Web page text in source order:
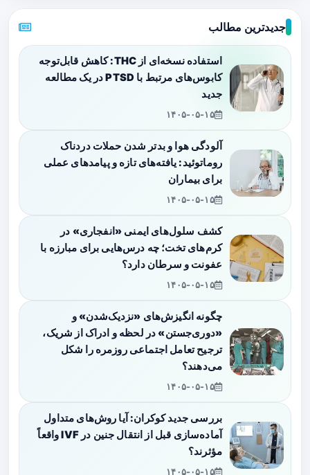
جدیدترین مطالب
استفاده نسخه‌ای از THC: کاهش قابل‌توجه
کابوس‌های مرتبط با PTSD در یک مطالعه
جدید
۱۴۰۵-۰۵-۱۵
آلودگی هوا و بدتر شدن حملات دردناک
روماتوئید: یافته‌های تازه و پیامدهای عملی
برای بیماران
۱۴۰۵-۰۵-۱۵
کشف سلول‌های ایمنی «انفجاری» در
کرم‌های تخت؛ چه درس‌هایی برای مبارزه با
عفونت و سرطان دارد؟
۱۴۰۵-۰۵-۱۵
چگونه انگیزش‌های «نزدیک‌شدن» و
«دوری‌جستن» در لحظه و ادراک از شریک،
ترجیح تعامل اجتماعی روزمره را شکل
می‌دهند؟
۱۴۰۵-۰۵-۱۵
بررسی جدید کوکران: آیا روش‌های متداول
آماده‌سازی قبل از انتقال جنین در IVF واقعاً
مؤثرند؟
۱۴۰۵-۰۵-۱۵